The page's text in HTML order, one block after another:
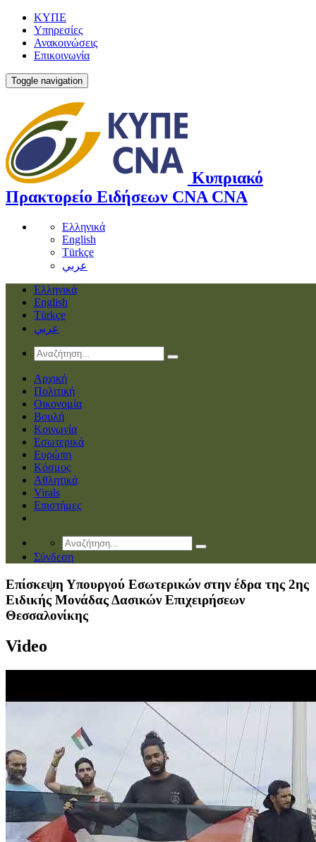
ΚΥΠΕ
Υπηρεσίες
Ανακοινώσεις
Επικοινωνία
Toggle navigation
Κυπριακό
Πρακτορείο Ειδήσεων CNA CNA
Ελληνικά
English
Türkçe
عربي
Ελληνικά
English
Türkçe
عربي
Αρχική
Πολιτική
Οικονομία
Βουλή
Κοινωνία
Εσωτερικά
Ευρώπη
Κόσμος
Αθλητικά
Virals
Επιστήμες
Σύνδεση
Επίσκεψη Υπουργού Εσωτερικών στην έδρα της 2ης
Ειδικής Μονάδας Δασικών Επιχειρήσεων
Θεσσαλονίκης
Video